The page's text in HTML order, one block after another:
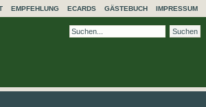
EMPFEHLUNG ECARDS GÄSTEBUCH IMPRESSUM